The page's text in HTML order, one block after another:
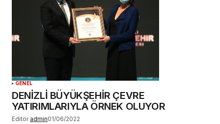
GENEL
DENİZLİ BÜYÜKŞEHİR ÇEVRE
YATIRIMLARIYLA ÖRNEK OLUYOR
Editör admin01/06/2022